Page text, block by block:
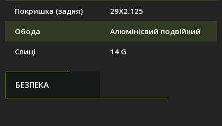
Покришка (задня) 29X2.125
Обода Алюмінієвий подвійний
Спиці 14 G
БЕЗПЕКА